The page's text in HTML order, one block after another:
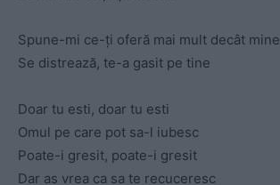
Spune-mi ce-ți oferă mai mult decât mine
Se distrează, te-a gasit pe tine
Doar tu esti, doar tu esti
Omul pe care pot sa-l iubesc
Poate-i gresit, poate-i gresit
Dar as vrea ca sa te recuceresc